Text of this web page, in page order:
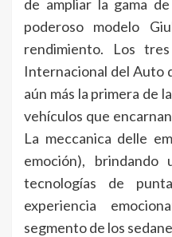
de ampliar la gama
poderoso modelo
rendimiento. Los
Internacional del Auto
aún más la primera de
vehículos que
La meccanica delle
emoción), brindando
tecnologías de
experiencia
segmento de los